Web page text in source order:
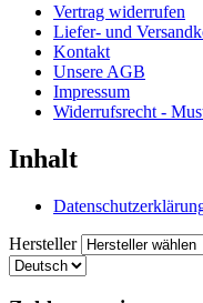
Vertrag widerrufen
Liefer- und
Kontakt
Unsere AGB
Impressum
Widerrufsrecht -
Inhalt
Hersteller